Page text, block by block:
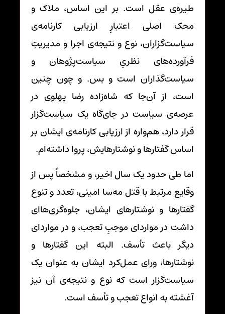
طیره‌ی عقل است. بر این اساس، ملاک و
محک اصلی اعتبارِ ارزیابی کارنامه‌ی
سیاست‌گزاران، نوع و نتیجه‌ی اجرا و مدیریتِ
فرآورده‌های نظریِ سیاست‌پژوهان و
سیاست‌گذاران است و بس. و چون چنین
است، از آن‌جا که شاه‌زاده رضا پهلوی در
عرصه‌ی سیاست در جای‌گاه یک سیاست‌گزار
قرار دارد، هم‌واره از ارزیابی کارنامه‌ی ایشان بر
اساس گفتارها و نوشتارهایش، پروا داشته‌ام.
اما طی حدود یک سال اخیر، و مشخصاً پس از
وقایع مرتبط با قتل مه‌سا امینی، تعدد و تنوع
گفتارها و نوشتارهای ایشان، جلوه‌گری‌هاای
داشت در مواردای موجبِ تعجب، و در مواردای
دیگر باعث تأسف. البته این گفتارها و
نوشتارها، ورای عمل‌کرد ایشان به عنوان یک
سیاست‌گزار است که نوع و نتیجه‌ی آن نیز
آغشته به انواع تعجب و تأسف است.